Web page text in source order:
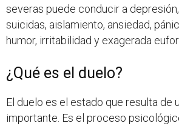
severas puede conducir a
suicidas, aislamiento, ansiedad,
humor, irritabilidad y exagerada
¿Qué es el duelo?
El duelo es el estado que resulta de
importante. Es el proceso